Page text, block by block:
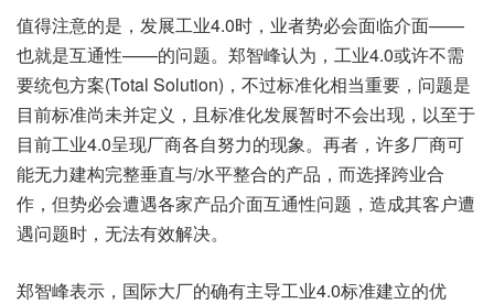
值得注意的是，发展工业4.0时，业者势必会面临介面——
也就是互通性——的问题。郑智峰认为，工业4.0或许不需
要统包方案(Total Solution)，不过标准化相当重要，问题是
目前标准尚未并定义，且标准化发展暂时不会出现，以至于
目前工业4.0呈现厂商各自努力的现象。再者，许多厂商可
能无力建构完整垂直与/水平整合的产品，而选择跨业合
作，但势必会遭遇各家产品介面互通性问题，造成其客户遭
遇问题时，无法有效解决。
郑智峰表示，国际大厂的确有主导工业4.0标准建立的优